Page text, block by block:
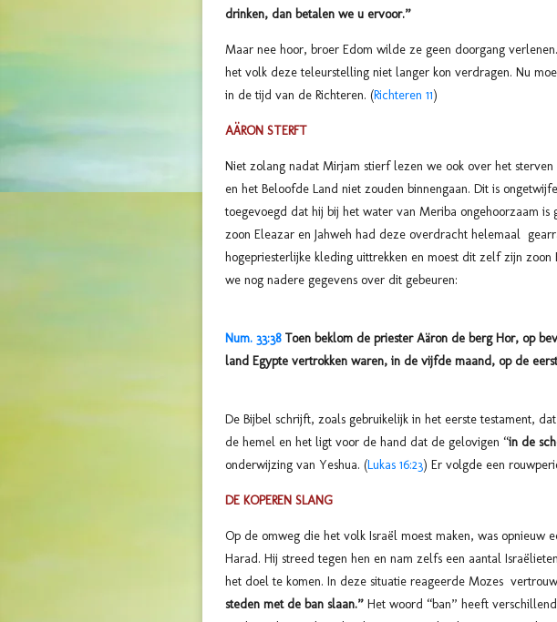
drinken, dan betalen we u ervoor.”
Maar nee hoor, broer Edom wilde ze geen doorgang
het volk deze teleurstelling niet langer kon verdragen. Nu
in de tijd van de Richteren. (Richteren 11)
AÄRON STERFT
Niet zolang nadat Mirjam stierf lezen we ook over het
en het Beloofde Land niet zouden binnengaan. Dit is
toegevoegd dat hij bij het water van Meriba ongehoorzaam
zoon Eleazar en Jahweh had deze overdracht helemaal
hogepriesterlijke kleding uittrekken en moest dit zelf zijn
we nog nadere gegevens over dit gebeuren:
Num. 33:38Toen beklom de priester Aäron de berg Hor, op
land Egypte vertrokken waren, in de vijfde maand, op de
De Bijbel schrijft, zoals gebruikelijk in het eerste testament,
de hemel en het ligt voor de hand dat de gelovigen “in de
onderwijzing van Yeshua. (Lukas 16:23) Er volgde een
DE KOPEREN SLANG
Op de omweg die het volk Israël moest maken, was opnieuw
Harad. Hij streed tegen hen en nam zelfs een aantal
het doel te komen. In deze situatie reageerde Mozes
steden met de ban slaan.” Het woord “ban” heeft